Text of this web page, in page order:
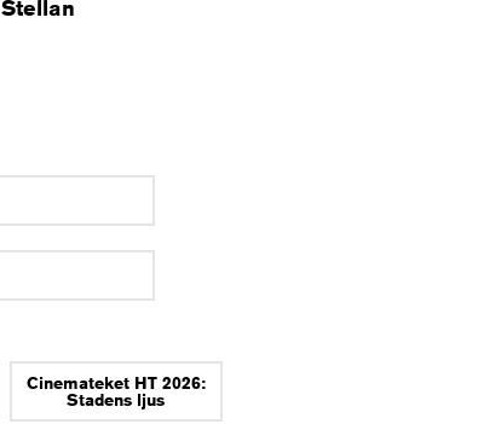
Stellan
Cinemateket HT 2026:
Stadens ljus